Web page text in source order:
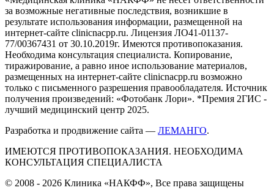
за возможные негативные последствия, возникшие в
результате использования информации, размещенной на
интернет-сайте clinicnacpp.ru. Лицензия ЛО41-01137-
77/00367431 от 30.10.2019г. Имеются противопоказания.
Необходима консультация специалиста. Копирование,
тиражирование, а равно иное использование материалов,
размещенных на интернет-сайте clinicnacpp.ru возможно
только с письменного разрешения правообладателя. Источник
получения произведений: «Фотобанк Лори». *Премия 2ГИС -
лучший медицинский центр 2025.
Разработка и продвижение сайта — ЛЕМАНГО.
ИМЕЮТСЯ ПРОТИВОПОКАЗАНИЯ. НЕОБХОДИМА
КОНСУЛЬТАЦИЯ СПЕЦИАЛИСТА
© 2008 - 2026 Клиника «НАКФФ», Все права защищены